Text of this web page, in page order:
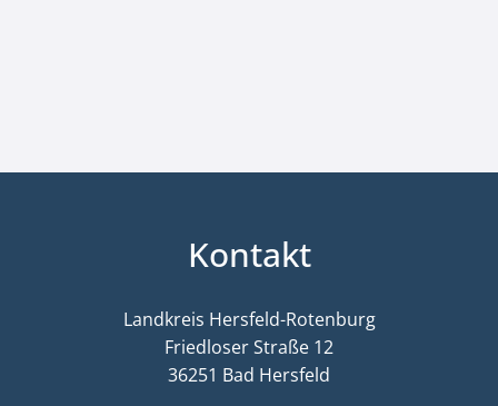
Kontakt
Landkreis Hersfeld-Rotenburg
Friedloser Straße 12
36251 Bad Hersfeld